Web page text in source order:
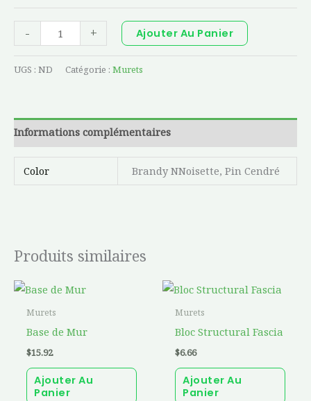
- + Ajouter Au Panier
UGS : ND Catégorie : Murets
Informations complémentaires
Color Brandy NNoisette, Pin Cendré
Produits similaires
Murets
Base de Mur
$15.92
Ajouter Au
Panier
Murets
Bloc Structural Fascia
$6.66
Ajouter Au
Panier